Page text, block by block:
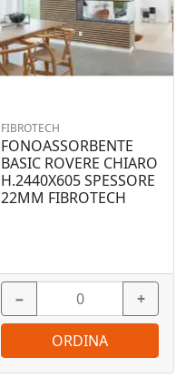
FIBROTECH
FONOASSORBENTE
BASIC ROVERE CHIARO
H.2440X605 SPESSORE
22MM FIBROTECH
− +
ORDINA